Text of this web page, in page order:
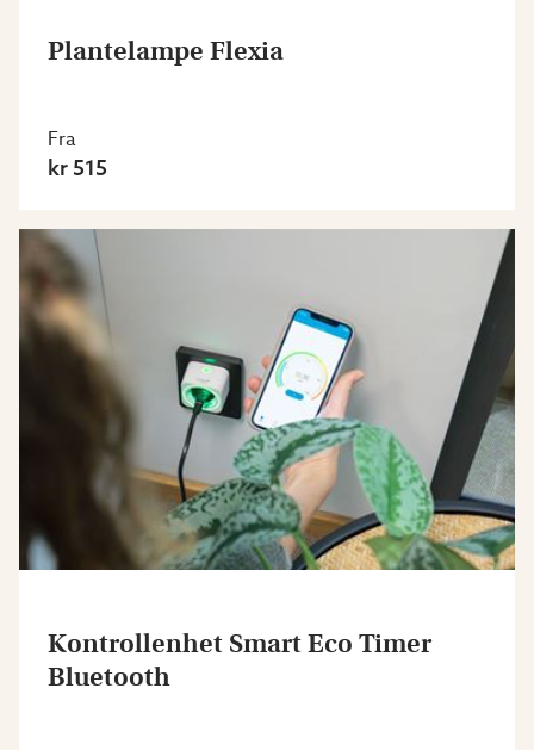
Plantelampe Flexia
Fra
kr 515
Kontrollenhet Smart Eco Timer
Bluetooth